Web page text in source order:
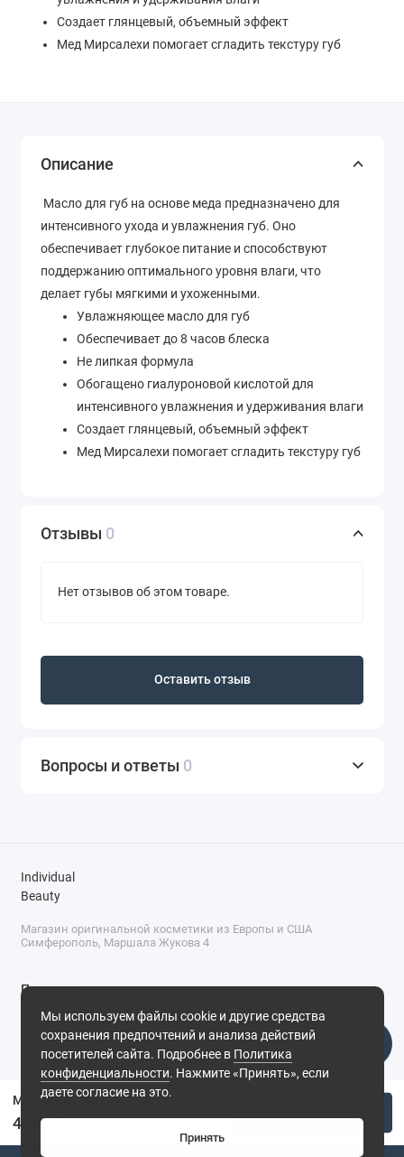
4 900 ₽
Создает глянцевый, объемный эффект
Мед Мирсалехи помогает сгладить текстуру губ
Описание
Масло для губ на основе меда предназначено для
интенсивного ухода и увлажнения губ. Оно
обеспечивает глубокое питание и способствуют
поддержанию оптимального уровня влаги, что
делает губы мягкими и ухоженными.
Увлажняющее масло для губ
Обеспечивает до 8 часов блеска
Не липкая формула
Обогащено гиалуроновой кислотой для
интенсивного увлажнения и удерживания влаги
Создает глянцевый, объемный эффект
Мед Мирсалехи помогает сгладить текстуру губ
Отзывы 0
Нет отзывов об этом товаре.
Оставить отзыв
Вопросы и ответы 0
Мы используем файлы cookie и другие средства
сохранения предпочтений и анализа действий
посетителей сайта. Подробнее в Политика
конфиденциальности. Нажмите «Принять», если
даете согласие на это.
Принять
Individual
Beauty
Магазин оригинальной косметики из Европы и США
Симферополь, Маршала Жукова 4
Поддержка
+7 (978) 586-46-46
ПН-ПТ: 9:00 - 18:00
Суббота: 9:00 - 17:00
Воскресенье: выходной
Симферополь, ул. Маршала Жукова, 4